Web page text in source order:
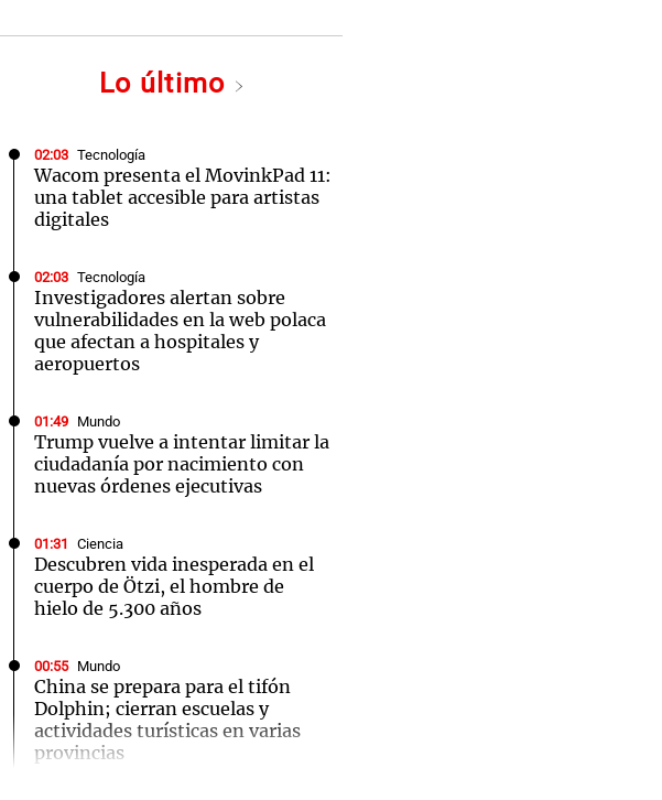
Lo último
02:03 Tecnología
Wacom presenta el MovinkPad 11:
una tablet accesible para artistas
digitales
02:03 Tecnología
Investigadores alertan sobre
vulnerabilidades en la web polaca
que afectan a hospitales y
aeropuertos
01:49 Mundo
Trump vuelve a intentar limitar la
ciudadanía por nacimiento con
nuevas órdenes ejecutivas
01:31 Ciencia
Descubren vida inesperada en el
cuerpo de Ötzi, el hombre de
hielo de 5.300 años
00:55 Mundo
China se prepara para el tifón
Dolphin; cierran escuelas y
actividades turísticas en varias
provincias
Audio.El
Ensamble
Notas
Cadena 3 en Groenlandia